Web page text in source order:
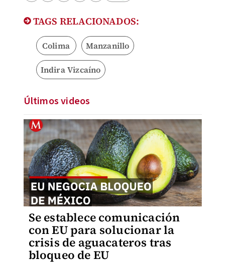
TAGS RELACIONADOS:
Colima Manzanillo
Indira Vizcaíno
Últimos videos
Se establece comunicación
con EU para solucionar la
crisis de aguacateros tras
bloqueo de EU